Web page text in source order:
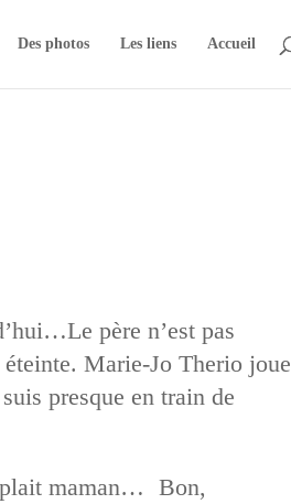
Des photos Les liens Accueil
père n’est pas
Marie-Jo Therio joue
presque en train de
plait maman… Bon,